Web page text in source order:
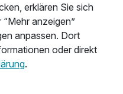
eingerichtet
Alle Ferien-Apartments
lichtdurchflutet und
Stoffe und
erklären Sie sich
anzeigen”
anpassen. Dort
oder direkt
.